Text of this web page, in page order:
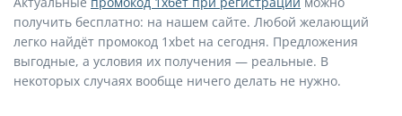
получить бесплатно: на нашем сайте. Любой желающий
легко найдёт промокод 1xbet на сегодня. Предложения
выгодные, а условия их получения — реальные. В
некоторых случаях вообще ничего делать не нужно.